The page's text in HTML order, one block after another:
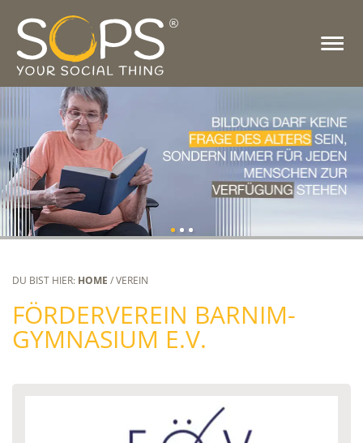
DU BIST HIER: HOME / VEREIN
FÖRDERVEREIN BARNIM-
GYMNASIUM E.V.